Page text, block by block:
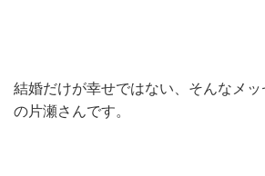
結婚だけが幸せではない、そんなメ
の片瀬さんです。